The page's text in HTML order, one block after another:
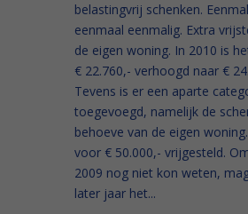
belastingvrij schenken.
eenmaal eenmalig. Extra
de eigen woning. In 2010 is
€ 22.760,- verhoogd naar €
Tevens is er een aparte
toegevoegd, namelijk de
behoeve van de eigen
voor € 50.000,- vrijgesteld.
2009 nog niet kon weten,
later jaar het...